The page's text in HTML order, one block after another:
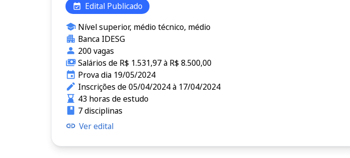
Edital Publicado
Nível superior, médio técnico, médio
Banca IDESG
200 vagas
Salários de R$ 1.531,97 à R$ 8.500,00
Prova dia 19/05/2024
Inscrições de 05/04/2024 à 17/04/2024
43 horas de estudo
7 disciplinas
Ver edital